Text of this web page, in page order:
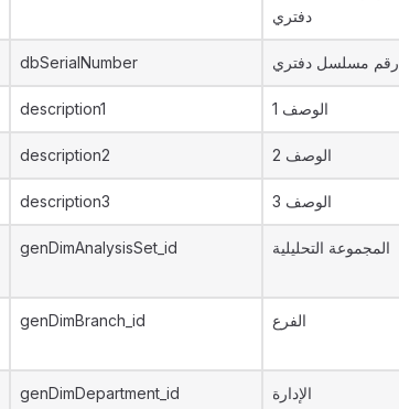
دفتري
dbSerialNumber رقم مسلسل دفتري
description1 الوصف 1
description2 الوصف 2
description3 الوصف 3
genDimAnalysisSet_id المجموعة التحليلية
genDimBranch_id الفرع
genDimDepartment_id الإدارة